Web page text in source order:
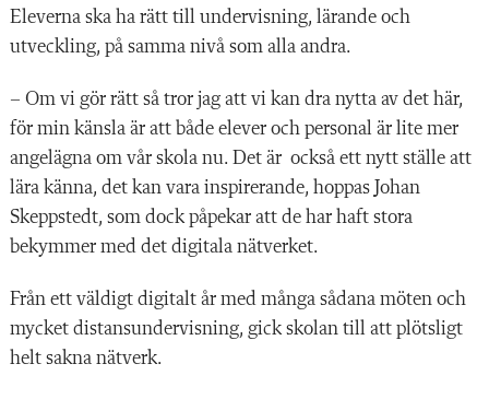
Eleverna ska ha rätt till undervisning, lärande och
utveckling, på samma nivå som alla andra.
– Om vi gör rätt så tror jag att vi kan dra nytta av det här,
för min känsla är att både elever och personal är lite mer
angelägna om vår skola nu. Det är också ett nytt ställe att
lära känna, det kan vara inspirerande, hoppas Johan
Skeppstedt, som dock påpekar att de har haft stora
bekymmer med det digitala nätverket.
Från ett väldigt digitalt år med många sådana möten och
mycket distansundervisning, gick skolan till att plötsligt
helt sakna nätverk.